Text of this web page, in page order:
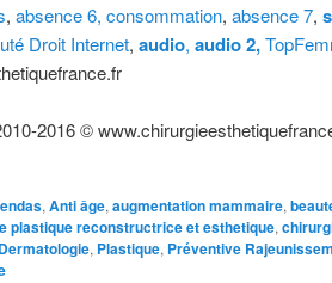
, absence 6, consommation, absence 7,
Droit Internet, audio, audio 2,
2016 ©
,Anti âge,augmentation mammaire,
plastique reconstructrice et esthetique,
Dermatologie, Plastique, Préventive